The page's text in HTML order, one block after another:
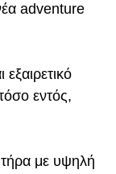
adventure
εντός,
με υψηλή